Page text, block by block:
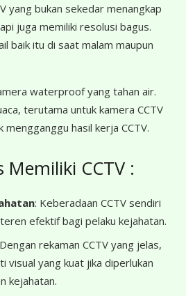
yang bukan sekedar menangkap
juga memiliki resolusi bagus.
baik itu di saat malam maupun
waterproof yang tahan air.
terutama untuk kamera CCTV
hasil kerja CCTV.
Memiliki CCTV :
: Keberadaan CCTV sendiri
efektif bagi pelaku kejahatan.
rekaman CCTV yang jelas,
visual yang kuat jika diperlukan
kejahatan.